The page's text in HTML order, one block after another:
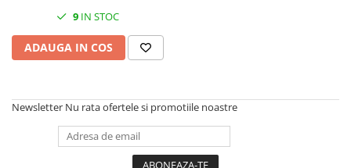
Articole mobila
Articole organizare
Cutii postale
Electronice si electrocasnice
9 IN STOC
ADAUGA IN COS
Newsletter Nu rata ofertele si promotiile noastre